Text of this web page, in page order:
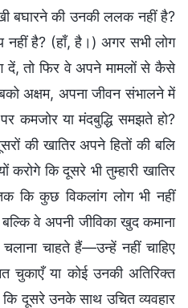
बघारने की उनकी ललक नहीं है?
नहीं है? (हाँ, है।) अगर सभी लोग
दें, तो फिर वे अपने मामलों से कैसे
अक्षम, अपना जीवन संभालने में
कमजोर या मंदबुद्धि समझते हो?
की खातिर अपने हितों की बलि
कि दूसरे भी तुम्हारी खातिर
कि कुछ विकलांग लोग भी नहीं
वे अपनी जीविका खुद कमाना
चाहते हैं—उन्हें नहीं चाहिए
चुकाएँ या कोई उनकी अतिरिक्त
दूसरे उनके साथ उचित व्यवहार